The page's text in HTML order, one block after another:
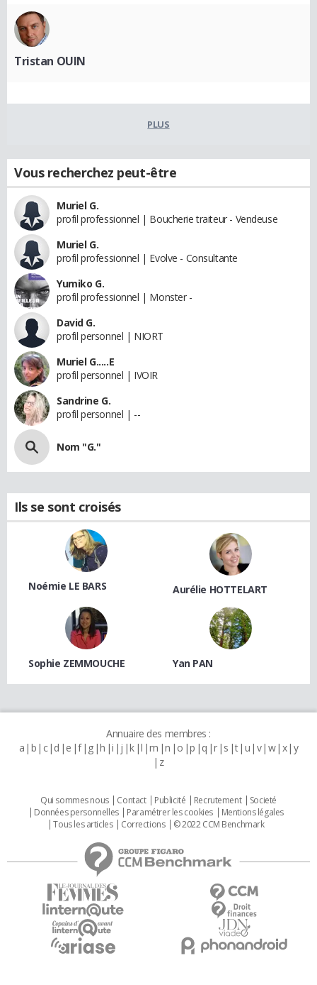
Tristan OUIN
PLUS
Vous recherchez peut-être
Muriel G.
profil professionnel | Boucherie traiteur - Vendeuse
Muriel G.
profil professionnel | Evolve - Consultante
Yumiko G.
profil professionnel | Monster -
David G.
profil personnel | NIORT
Muriel G.....E
profil personnel | IVOIR
Sandrine G.
profil personnel | --
Nom "G."
Ils se sont croisés
Noémie LE BARS Aurélie HOTTELART
Sophie ZEMMOUCHE Yan PAN
Annuaire des membres :
a b c d e f g h i j k l m n o p q r s t u v w x y
z
Qui sommes nous Contact Publicité Recrutement
Societé
Données personnelles
Paramétrer les cookies
Mentions légales
Tous les articles
Corrections © 2022 CCM Benchmark